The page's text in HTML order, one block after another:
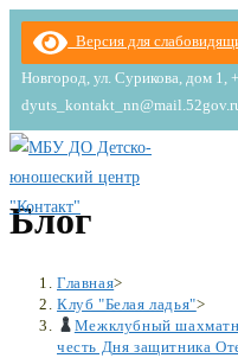
Перейти
содержимому
Версия для
Новгород, ул. Сурикова, дом 1,
Блог
Главная>
Клуб "Белая ладья">
Межклубный
честь Дня защитника